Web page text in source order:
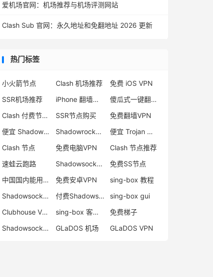
爱机场官网：机场推荐与机场评测网站
Clash Sub 官网：永久地址和免翻地址 2026 更新
热门标签
小火箭节点 Clash 机场推荐
免费 iOS VPN
SSR机场推荐
iPhone 翻墙代理软件
傻瓜式一键翻墙VPN客户端
Clash 付费节点购买
SSR节点购买
免费翻墙VPN
便宜 Shadowsocks 购买
Shadowrocket 地址
便宜 Trojan 购买
Clash 节点
免费电脑VPN
Clash 节点推荐
速蛙云跑路
Shadowsocks 付费节点
免费SS节点
中国国内能用的翻墙VPN推荐
免费安卓VPN
sing-box 教程
Shadowsocks 节点哪里买
付费Shadowsocks推荐
sing-box gui
Clubhouse VPN
sing-box 客户端配置
免费梯子
Shadowsocks 服务器
GLaDOS 机场 GLaDOS VPN